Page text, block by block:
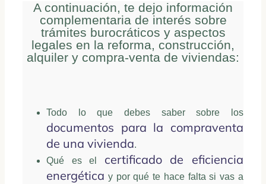
A continuación, te dejo información
complementaria de interés sobre
trámites burocráticos y aspectos
legales en la reforma, construcción,
alquiler y compra-venta de viviendas:
Todo lo que debes saber sobre los
documentos para la compraventa
de una vivienda.
Qué es el certificado de eficiencia
energética y por qué te hace falta si vas a